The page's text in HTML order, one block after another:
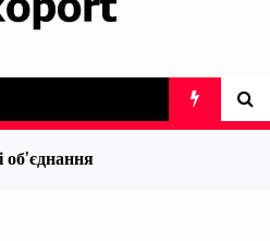
об’єднання